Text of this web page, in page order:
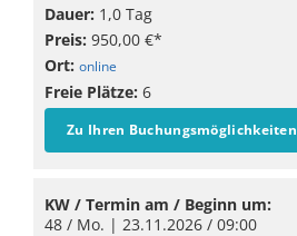
Dauer: 1,0 Tag
Preis: 950,00 €*
Ort: online
Freie Plätze: 6
Zu Ihren Buchungsmöglichkeiten
KW / Termin am / Beginn um:
48 / Mo. | 23.11.2026 / 09:00